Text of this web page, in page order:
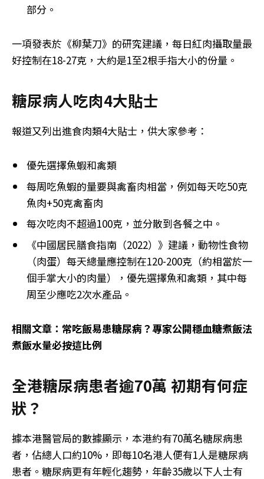
部分。
一項發表於《柳葉刀》的研究建議，每日紅肉攝取量最
好控制在18-27克，大約是1至2根手指大小的份量。
糖尿病人吃肉4大貼士
報道又列出進食肉類4大貼士，供大家參考：
優先選擇魚蝦和禽類
每周吃魚蝦的量要與禽畜肉相當，例如每天吃50克
魚肉+50克禽畜肉
每次吃肉不超過100克，並分散到各餐之中。
《中國居民膳食指南（2022）》建議，動物性食物
（肉蛋）每天總量應控制在120-200克（約相當於一
個手掌大小的肉量），優先選擇魚和禽類，其中每
周至少應吃2次水產品。
相關文章：常吃飯易患糖尿病？專家公開穩血糖煮飯法
煮飯水量必按這比例
全港糖尿病患者逾70萬 初期有何症
狀？
據本港醫管局的數據顯示，本港約有70萬名糖尿病患
者，佔總人口約10%，即每10名港人便有1人是糖尿病
患者。糖尿病更有年輕化趨勢，年齡35歲以下人士有